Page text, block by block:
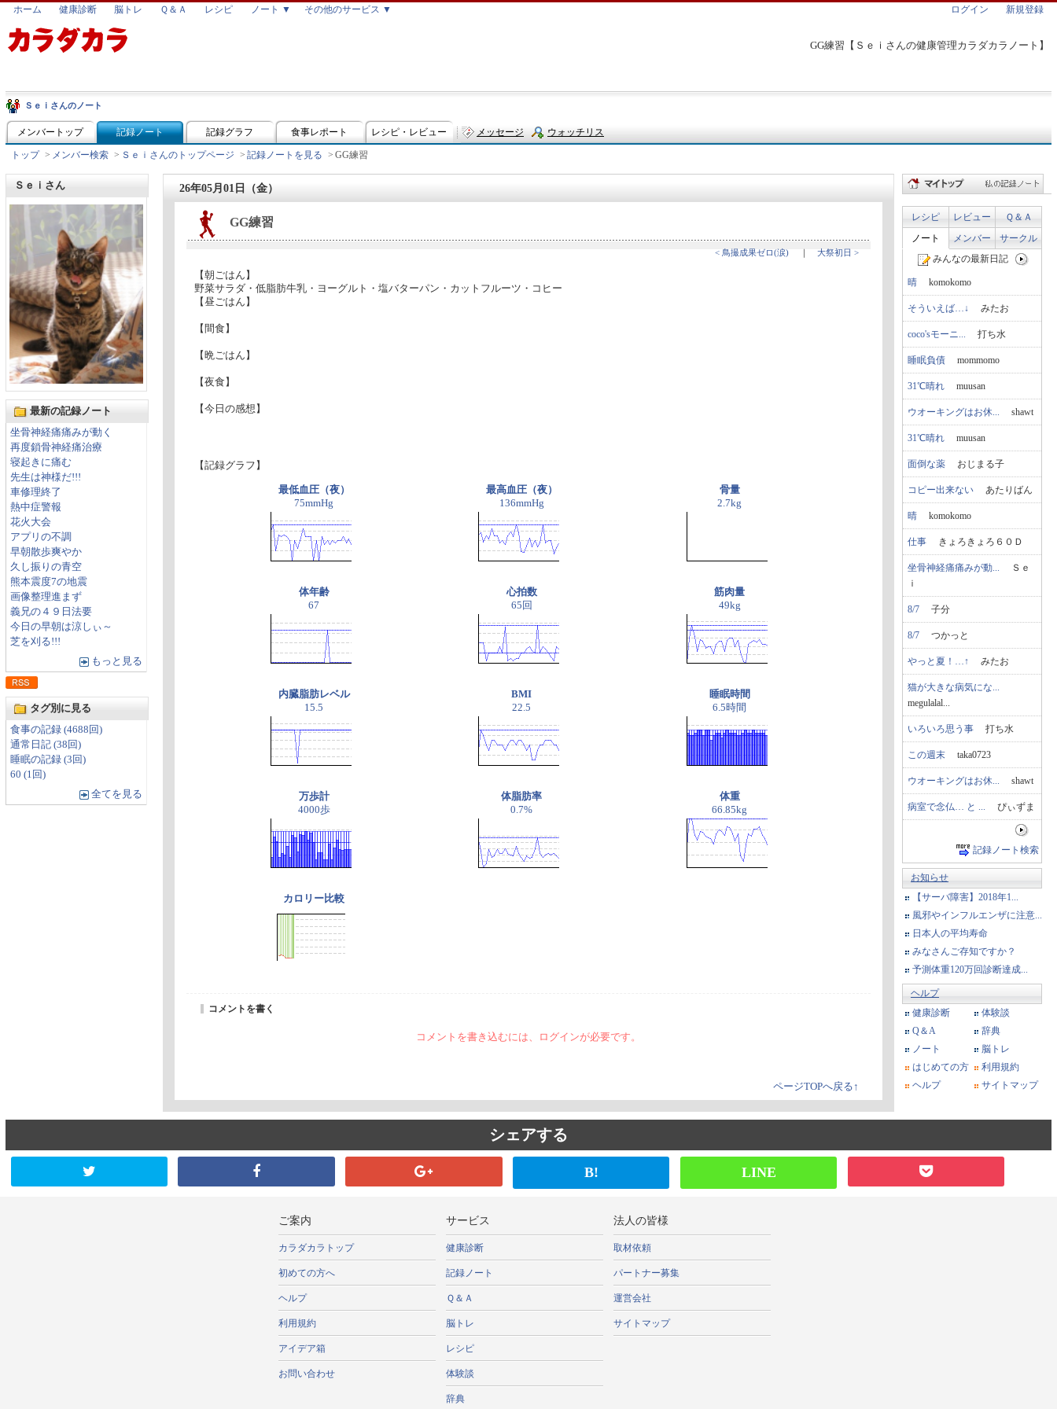
GG練習【Ｓｅｉさんの健康管理カラダカラノート】
ホーム 健康診断 脳トレ Ｑ＆Ａ レシピ ノート ▼ その他のサービス ▼ ログイン 新規登録
Ｓｅｉさんのノート
メンバートップ 記録ノート 記録グラフ 食事レポート レシピ・レビュー メッセージ ウォッチリス
トップ > メンバー検索 > Ｓｅｉさんのトップページ > 記録ノートを見る > GG練習
Ｓｅｉさん
最新の記録ノート
坐骨神経痛痛みが動く
再度鎖骨神経痛治療
寝起きに痛む
先生は神様だ!!!
車修理終了
熱中症警報
花火大会
アプリの不調
早朝散歩爽やか
久し振りの青空
熊本震度7の地震
画像整理進まず
義兄の４９日法要
今日の早朝は涼しぃ～
芝を刈る!!!
もっと見る
タグ別に見る
食事の記録 (4688回)
通常日記 (38回)
睡眠の記録 (3回)
60 (1回)
全てを見る
26年05月01日（金）
GG練習
< 鳥撮成果ゼロ(涙) ｜ 大祭初日 >
【朝ごはん】
野菜サラダ・低脂肪牛乳・ヨーグルト・塩バターパン・カットフルーツ・コヒー
【昼ごはん】
【間食】
【晩ごはん】
【夜食】
【今日の感想】
【記録グラフ】
最低血圧（夜）
75mmHg
最高血圧（夜）
136mmHg
骨量
2.7kg
体年齢
67
心拍数
65回
筋肉量
49kg
内臓脂肪レベル
15.5
BMI
22.5
睡眠時間
6.5時間
万歩計
4000歩
体脂肪率
0.7%
体重
66.85kg
カロリー比較
コメントを書く
コメントを書き込むには、ログインが必要です。
ページTOPへ戻る↑
レシピ レビュー
Ｑ＆Ａ
ノート
メンバー
サークル
みんなの最新日記
晴 komokomo
そういえば…↓ みたお
coco'sモーニ... 打ち水
睡眠負債 mommomo
31℃晴れ muusan
ウオーキングはお休... shawt
31℃晴れ muusan
面倒な薬 おじまる子
コピー出来ない あたりばん
晴 komokomo
仕事 きょろきょろ６０Ｄ
坐骨神経痛痛みが動... Ｓｅ
ｉ
8/7 子分
8/7 つかっと
やっと夏！…↑ みたお
猫が大きな病気にな...
megulalal...
いろいろ思う事 打ち水
この週末 taka0723
ウオーキングはお休... shawt
病室で念仏… と ... ぴぃずま
記録ノート検索
お知らせ
【サーバ障害】2018年1...
風邪やインフルエンザに注意...
日本人の平均寿命
みなさんご存知ですか？
予測体重120万回診断達成...
ヘルプ
健康診断
体験談
Q＆A
辞典
ノート
脳トレ
はじめての方
利用規約
ヘルプ
サイトマップ
シェアする
B! LINE
ご案内
カラダカラトップ
初めての方へ
ヘルプ
利用規約
アイデア箱
お問い合わせ
サービス
健康診断
記録ノート
Ｑ＆Ａ
脳トレ
レシピ
体験談
辞典
法人の皆様
取材依頼
パートナー募集
運営会社
サイトマップ